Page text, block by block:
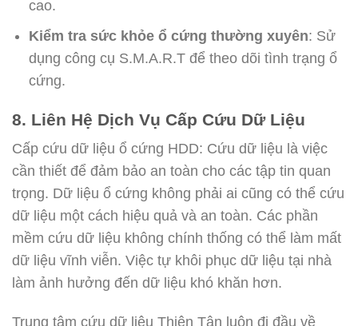
cao.
Kiểm tra sức khỏe ổ cứng thường xuyên: Sử
dụng công cụ S.M.A.R.T để theo dõi tình trạng ổ
cứng.
8. Liên Hệ Dịch Vụ Cấp Cứu Dữ Liệu
Cấp cứu dữ liệu ổ cứng HDD: Cứu dữ liệu là việc
cần thiết để đảm bảo an toàn cho các tập tin quan
trọng. Dữ liệu ổ cứng không phải ai cũng có thể cứu
dữ liệu một cách hiệu quả và an toàn. Các phần
mềm cứu dữ liệu không chính thống có thể làm mất
dữ liệu vĩnh viễn. Việc tự khôi phục dữ liệu tại nhà
làm ảnh hưởng đến dữ liệu khó khăn hơn.
Trung tâm cứu dữ liệu Thiên Tân luôn đi đầu về